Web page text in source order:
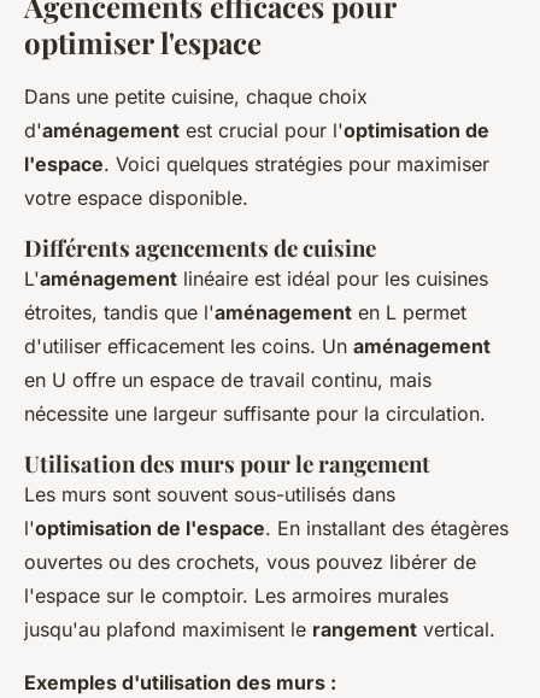
optimiser l'espace
Dans une petite cuisine, chaque choix
d'aménagement est crucial pour l'optimisation de
l'espace. Voici quelques stratégies pour maximiser
votre espace disponible.
Différents agencements de cuisine
L'aménagement linéaire est idéal pour les cuisines
étroites, tandis que l'aménagement en L permet
d'utiliser efficacement les coins. Un aménagement
en U offre un espace de travail continu, mais
nécessite une largeur suffisante pour la circulation.
Utilisation des murs pour le rangement
Les murs sont souvent sous-utilisés dans
l'optimisation de l'espace. En installant des étagères
ouvertes ou des crochets, vous pouvez libérer de
l'espace sur le comptoir. Les armoires murales
jusqu'au plafond maximisent le rangement vertical.
Exemples d'utilisation des murs :